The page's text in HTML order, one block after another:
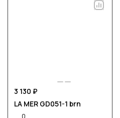
3 130 ₽
LA MER GD051-1 brn
0